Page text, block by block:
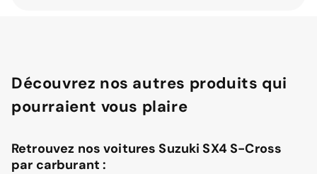
Découvrez nos autres produits qui
pourraient vous plaire
Retrouvez nos voitures Suzuki SX4 S-Cross
par carburant :